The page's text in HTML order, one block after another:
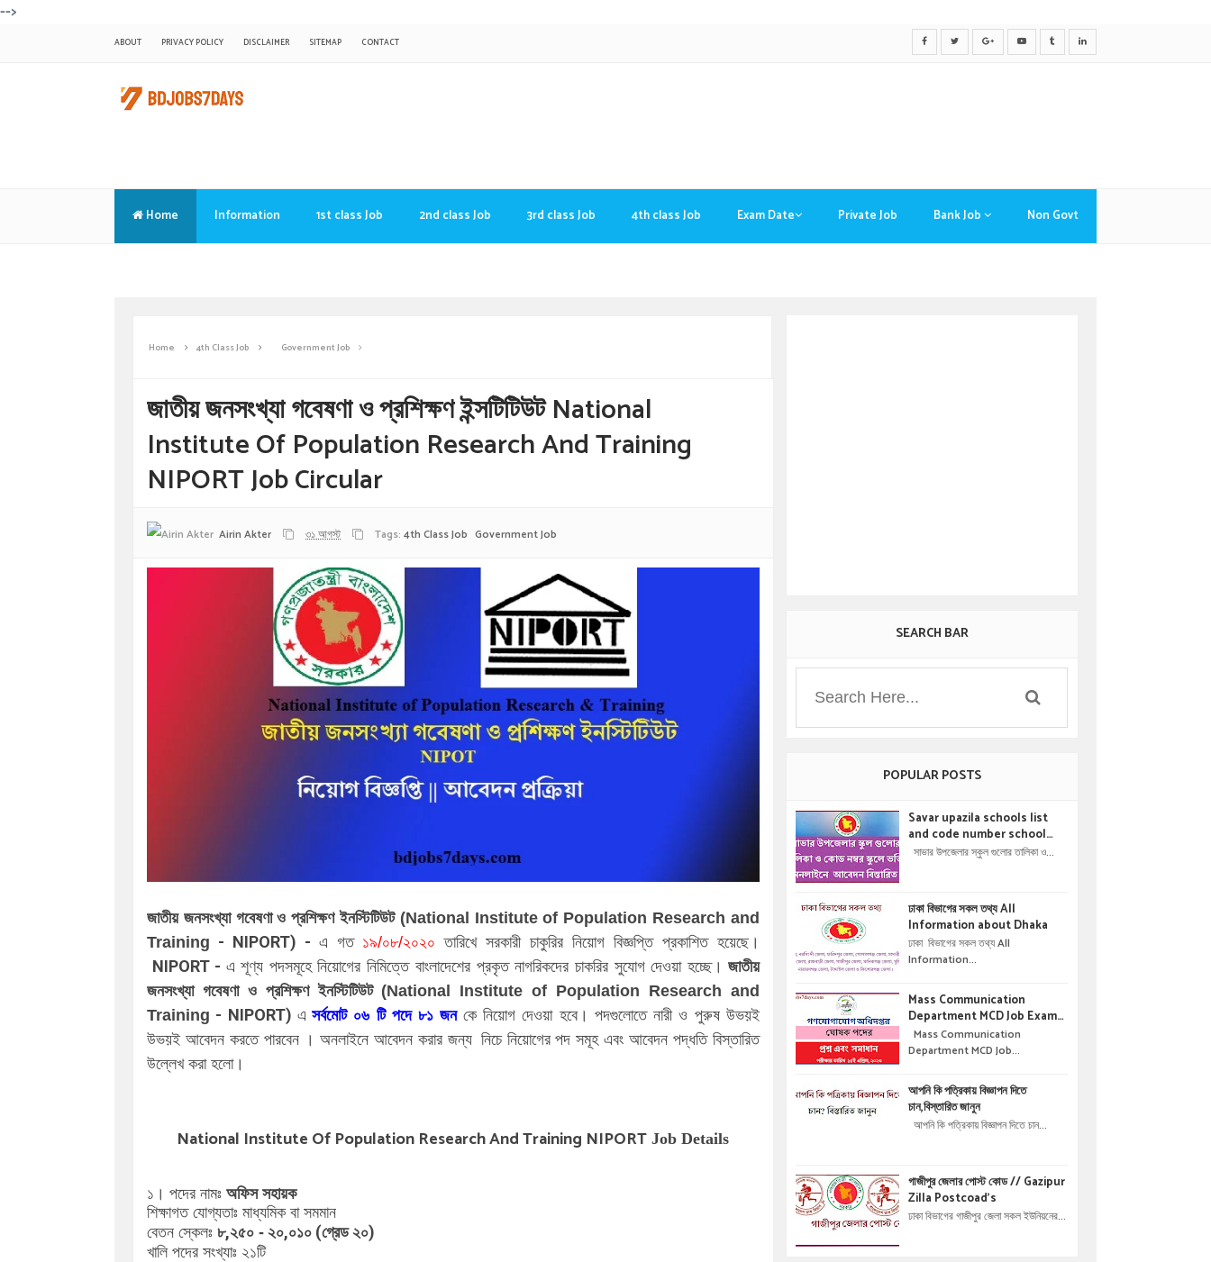
-->
ABOUT PRIVACY POLICY DISCLAIMER SITEMAP CONTACT
Home Information 1st class Job 2nd class Job 3rd class Job 4th class Job Exam Date Private Job Bank Job Non Govt
Home 4th Class Job Government Job
জাতীয় জনসংখ্যা গবেষণা ও প্রশিক্ষণ ইন্সটিটিউট National
Institute Of Population Research And Training
NIPORT Job Circular
Airin Akter ৩১ আগস্ট Tags: 4th Class Job Government Job
জাতীয় জনসংখ্যা গবেষণা ও প্রশিক্ষণ ইনস্টিটিউট (National Institute of Population Research and
Training - NIPORT) - এ গত ১৯/০৮/২০২০ তারিখে সরকারী চাকুরির নিয়োগ বিজ্ঞপ্তি প্রকাশিত হয়েছে।
NIPORT -এ শূণ্য পদসমূহে নিয়োগের নিমিত্তে বাংলাদেশের প্রকৃত নাগরিকদের চাকরির সুযোগ দেওয়া হচ্ছে। জাতীয়
জনসংখ্যা গবেষণা ও প্রশিক্ষণ ইনস্টিটিউট (National Institute of Population Research and
Training - NIPORT) এ সর্বমোট ০৬টি পদে৮১ জন কে নিয়োগ দেওয়া হবে। পদগুলোতে নারী ও পুরুষ উভয়ই
উভয়ই আবেদন করতে পারবেন । অনলাইনে আবেদন করার জন্য নিচে নিয়োগের পদ সমূহ এবং আবেদন পদ্ধতি বিস্তারিত
উল্লেখ করা হলো।
National Institute Of Population Research And Training NIPORT Job Details
১। পদের নামঃ অফিস সহায়ক
শিক্ষাগত যোগ্যতাঃ মাধ্যমিক বা সমমান
বেতন স্কেলঃ ৮,২৫০ - ২০,০১০ (গ্রেড ২০)
খালি পদের সংখ্যাঃ ২১টি
SEARCH BAR
POPULAR POSTS
Savar upazila schools list
and code number school
admisson online application
অনলাইনে আবেদন বিস্তারিত ।
সাভার উপজেলার স্কুল গুলোর তালিকা ও...
ঢাকা বিভাগের সকল তথ্য All
Information about Dhaka
ঢাকা বিভাগের সকল তথ্য All
Information...
Mass Communication
Department MCD Job Exam
Question & solution //
গণযোগাযোগ অধিদপ্তরে নিয়োগ পরীক্ষার
Mass Communication
Department MCD Job...
আপনি কি পত্রিকায় বিজ্ঞাপন দিতে
চান,বিস্তারিত জানুন
আপনি কি পত্রিকায় বিজ্ঞাপন দিতে চান...
গাজীপুর জেলার পোস্ট কোড // Gazipur
Zilla Postcoad's
ঢাকা বিভাগের গাজীপুর জেলা সকল ইউনিয়নের...